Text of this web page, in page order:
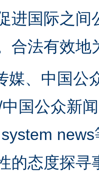
进国际之
合法有效地
媒、中国公
国公众新
的态度探寻
实 一纸欠